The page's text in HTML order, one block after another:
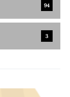
94
3